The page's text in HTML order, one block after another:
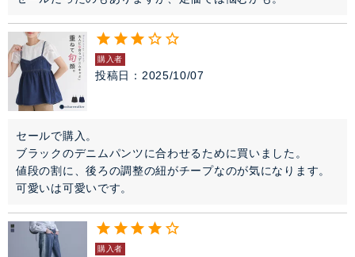
購入者
投稿日 2025/10/07
セールで購入。
ブラックのデニムパンツに合わせるために買いました。
値段の割に、後ろの調整の紐がチープなのが気になります。
可愛いは可愛いです。
購入者